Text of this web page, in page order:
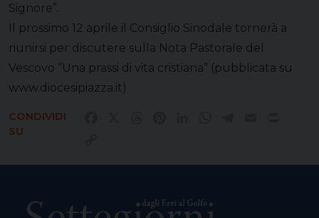
Signore”.
Il prossimo 12 aprile il Consiglio Sinodale tornerà a
riunirsi per discutere sulla Nota Pastorale del
Vescovo “Una prassi di vita cristiana” (pubblicata su
www.diocesipiazza.it)
CONDIVIDI
SU